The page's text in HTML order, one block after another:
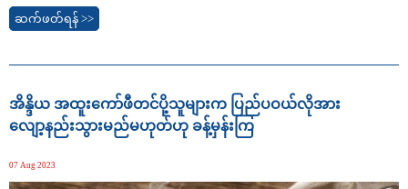
ဆက်ဖတ်ရန် >>
အိန္ဒိယ အထူးကော်ဖီတင်ပို့သူများက ပြည်ပဝယ်လိုအား
လျော့နည်းသွားမည်မဟုတ်ဟု ခန့်မှန်းကြ
07 Aug 2023